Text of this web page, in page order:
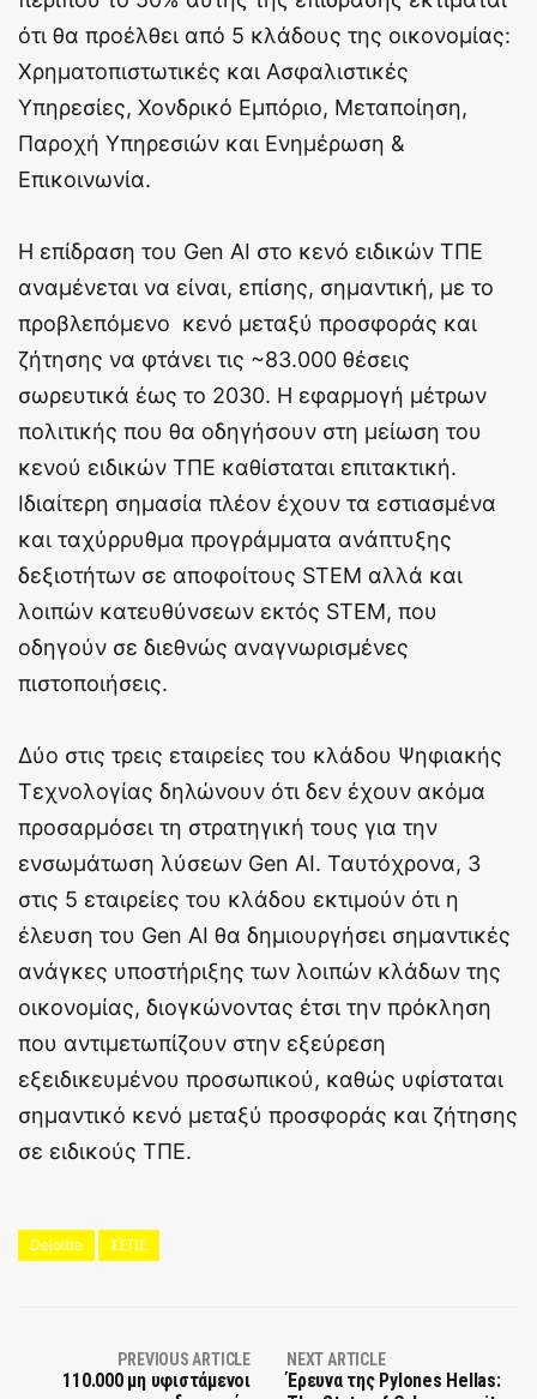
ότι θα προέλθει από 5 κλάδους της οικονομίας:
Χρηματοπιστωτικές και Ασφαλιστικές
Υπηρεσίες, Χονδρικό Εμπόριο, Μεταποίηση,
Παροχή Υπηρεσιών και Ενημέρωση &
Επικοινωνία.
Η επίδραση του Gen AI στο κενό ειδικών ΤΠΕ
αναμένεται να είναι, επίσης, σημαντική, με το
προβλεπόμενο κενό μεταξύ προσφοράς και
ζήτησης να φτάνει τις ~83.000 θέσεις
σωρευτικά έως το 2030. Η εφαρμογή μέτρων
πολιτικής που θα οδηγήσουν στη μείωση του
κενού ειδικών ΤΠΕ καθίσταται επιτακτική.
Ιδιαίτερη σημασία πλέον έχουν τα εστιασμένα
και ταχύρρυθμα προγράμματα ανάπτυξης
δεξιοτήτων σε αποφοίτους STEM αλλά και
λοιπών κατευθύνσεων εκτός STEM, που
οδηγούν σε διεθνώς αναγνωρισμένες
πιστοποιήσεις.
Δύο στις τρεις εταιρείες του κλάδου Ψηφιακής
Τεχνολογίας δηλώνουν ότι δεν έχουν ακόμα
προσαρμόσει τη στρατηγική τους για την
ενσωμάτωση λύσεων Gen AI. Ταυτόχρονα, 3
στις 5 εταιρείες του κλάδου εκτιμούν ότι η
έλευση του Gen AI θα δημιουργήσει σημαντικές
ανάγκες υποστήριξης των λοιπών κλάδων της
οικονομίας, διογκώνοντας έτσι την πρόκληση
που αντιμετωπίζουν στην εξεύρεση
εξειδικευμένου προσωπικού, καθώς υφίσταται
σημαντικό κενό μεταξύ προσφοράς και ζήτησης
σε ειδικούς ΤΠΕ.
Deloitte ΣΕΠΕ
PREVIOUS ARTICLE
110.000 μη υφιστάμενοι
NEXT ARTICLE
Έρευνα της Pylones Hellas: